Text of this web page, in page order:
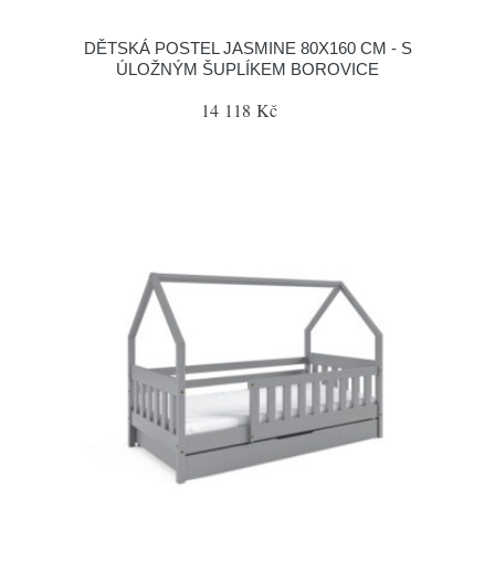
DĚTSKÁ POSTEL JASMINE 80X160 CM - S
ÚLOŽNÝM ŠUPLÍKEM BOROVICE
14 118 Kč